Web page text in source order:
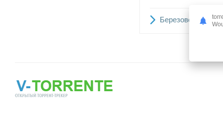
Березовский